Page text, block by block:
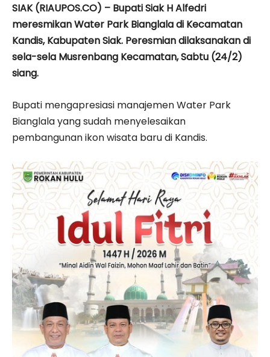
SIAK (RIAUPOS.CO) – Bupati Siak H Alfedri
meresmikan Water Park Bianglala di Kecamatan
Kandis, Kabupaten Siak. Peresmian dilaksanakan di
sela-sela Musrenbang Kecamatan, Sabtu (24/2)
siang.
Bupati mengapresiasi manajemen Water Park
Bianglala yang sudah menyelesaikan
pembangunan ikon wisata baru di Kandis.